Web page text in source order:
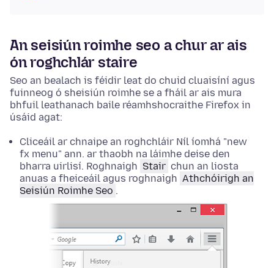
An seisiún roimhe seo a chur ar ais
ón roghchlár staire
Seo an bealach is féidir leat do chuid cluaisíní agus
fuinneog ó sheisiún roimhe se a fháil ar ais mura
bhfuil leathanach baile réamhshocraithe Firefox in
úsáid agat:
Cliceáil ar chnaipe an roghchláir Níl íomhá "new
fx menu" ann. ar thaobh na láimhe deise den
bharra uirlisí. Roghnaigh Stair chun an liosta
anuas a fheiceáil agus roghnaigh Athchóirigh an
Seisiún Roimhe Seo .